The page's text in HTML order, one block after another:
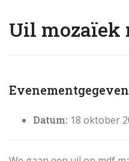
Uil mozaïek
Datum: 18 oktober